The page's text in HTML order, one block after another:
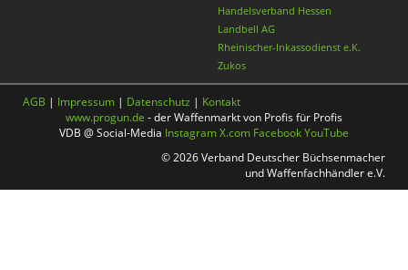
Handelsverband Hessen
Landbell AG
Rheinischer-Inkassodienst e.K.
Zukos
AGB | Impressum | Datenschutz | Kontakt
www.progun.de - der Waffenmarkt von Profis für Profis
VDB @ Social-Media InstagramX.com FacebookYouTube
© 2026 Verband Deutscher Büchsenmacher
und Waffenfachhändler e.V.